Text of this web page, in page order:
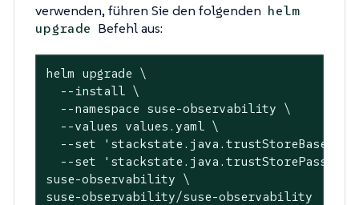
verwenden, führen Sie den folgenden helm
upgrade Befehl aus:
helm upgrade \
  --install \
  --namespace suse-observability \
  --values values.yaml \
  --
set
  --
set
suse-observability \
suse-observability/suse-observability